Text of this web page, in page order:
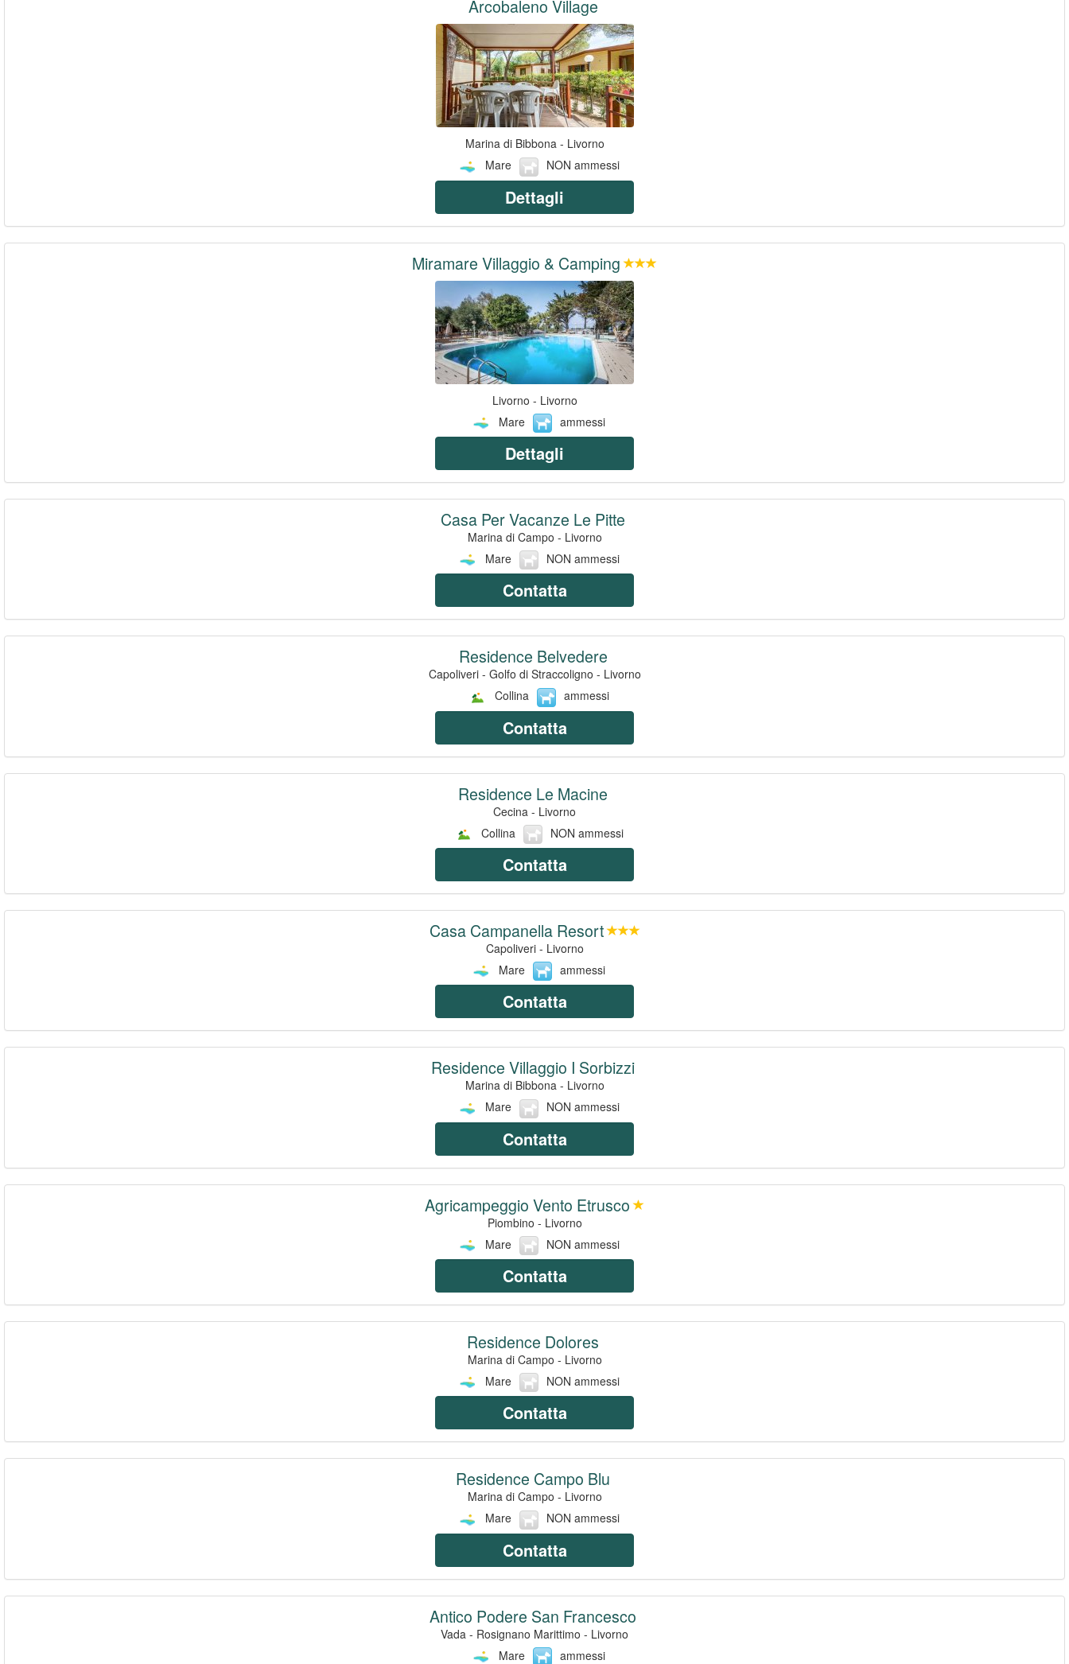
Arcobaleno Village
Marina di Bibbona - Livorno
Mare
NON ammessi
Dettagli
Miramare Villaggio & Camping
Livorno - Livorno
Mare
ammessi
Dettagli
Casa Per Vacanze Le Pitte
Marina di Campo - Livorno
Mare
NON ammessi
Contatta
Residence Belvedere
Capoliveri - Golfo di Straccoligno - Livorno
Collina
ammessi
Contatta
Residence Le Macine
Cecina - Livorno
Collina
NON ammessi
Contatta
Casa Campanella Resort
Capoliveri - Livorno
Mare
ammessi
Contatta
Residence Villaggio I Sorbizzi
Marina di Bibbona - Livorno
Mare
NON ammessi
Contatta
Agricampeggio Vento Etrusco
Piombino - Livorno
Mare
NON ammessi
Contatta
Residence Dolores
Marina di Campo - Livorno
Mare
NON ammessi
Contatta
Residence Campo Blu
Marina di Campo - Livorno
Mare
NON ammessi
Contatta
Antico Podere San Francesco
Vada - Rosignano Marittimo - Livorno
Mare
ammessi